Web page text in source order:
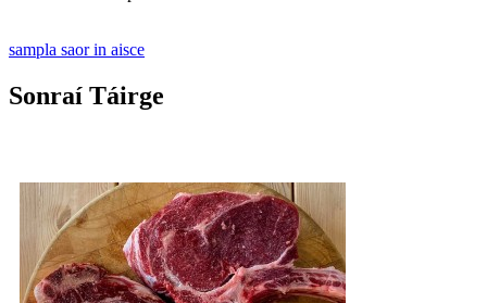
sampla saor in aisce
Sonraí Táirge